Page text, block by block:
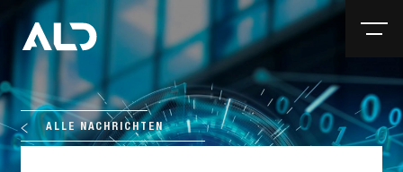
ALLE NACHRICHTEN